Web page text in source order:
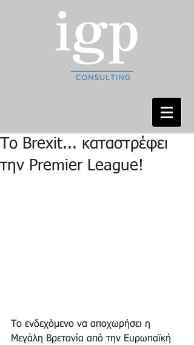
Το Brexit... καταστρέφει
την Premier League!
Το ενδεχόμενο να αποχωρήσει η
Μεγάλη Βρετανία από την Ευρωπαϊκή